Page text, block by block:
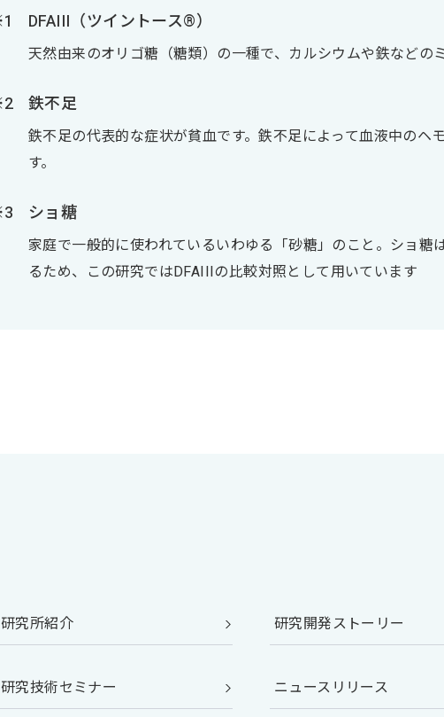
DFAIII（ツイントース®）
天然由来のオリゴ糖（糖類）の一種で、カルシウムや鉄などの
鉄不足
鉄不足の代表的な症状が貧血です。鉄不足によって血液中のヘ
す。
ショ糖
家庭で一般的に使われているいわゆる「砂糖」のこと。ショ糖
るため、この研究ではDFAIIIの比較対照として用いています
研究所紹介 研究開発ストーリー
研究技術セミナー ニュースリリース